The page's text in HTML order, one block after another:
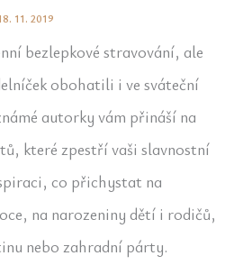
11. 2019
bezlepkové stravování, ale
obohatili i ve sváteční
autorky vám přináší na
které zpestří vaši slavnostní
co přichystat na
na narozeniny dětí i rodičů,
nebo zahradní párty.